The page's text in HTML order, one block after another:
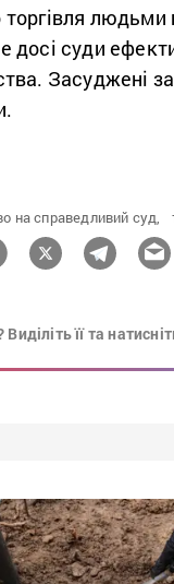
людьми
досі суди
Засуджені
на справедливий суд,
її та